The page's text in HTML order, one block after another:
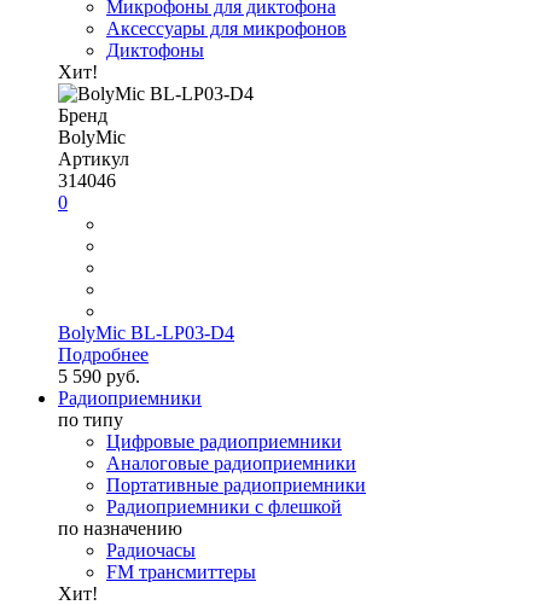
Микрофоны для диктофона
Аксессуары для микрофонов
Диктофоны
Хит!
Бренд
BolyMic
Артикул
314046
0
BolyMic BL-LP03-D4
Подробнее
5 590 руб.
Радиоприемники
по типу
Цифровые радиоприемники
Аналоговые радиоприемники
Портативные радиоприемники
Радиоприемники с флешкой
по назначению
Радиочасы
FM трансмиттеры
Хит!